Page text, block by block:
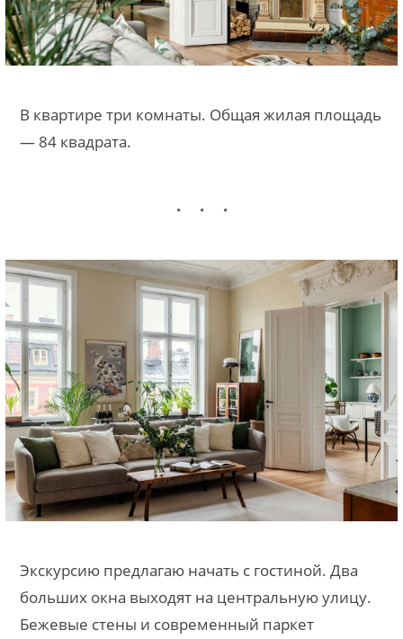
В квартире три комнаты. Общая жилая площадь
— 84 квадрата.
Экскурсию предлагаю начать с гостиной. Два
больших окна выходят на центральную улицу.
Бежевые стены и современный паркет